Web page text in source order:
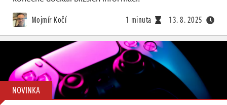
Mojmír Kočí 1 minuta 13. 8. 2025
NOVINKA